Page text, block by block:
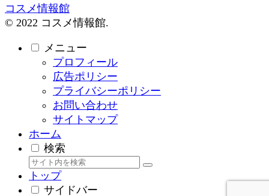
コスメ情報館
© 2022 コスメ情報館.
メニュー
プロフィール
広告ポリシー
プライバシーポリシー
お問い合わせ
サイトマップ
ホーム
検索
トップ
サイドバー